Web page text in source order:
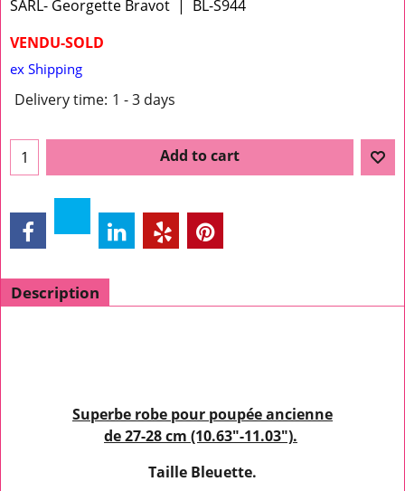
SARL- Georgette Bravot
BL-S944
VENDU-SOLD
ex Shipping
Delivery time: 1 - 3 days
Add to cart
Description
Superbe robe pour poupée ancienne
de 27-28 cm (10.63"-11.03").
Taille Bleuette.